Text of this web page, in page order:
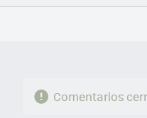
FACEBOOK
TWITTERFLIPBOARD
E-
Comentarios